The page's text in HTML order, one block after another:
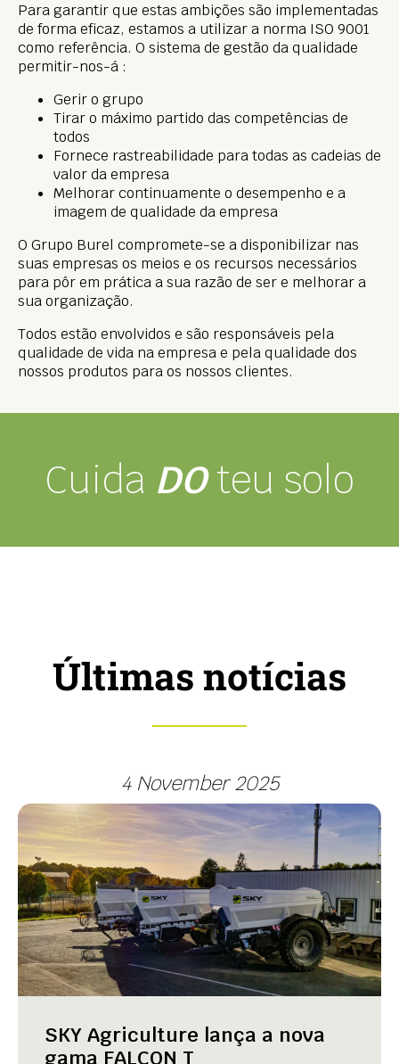
Para garantir que estas ambições são implementadas
de forma eficaz, estamos a utilizar a norma ISO 9001
como referência. O sistema de gestão da qualidade
permitir-nos-á :
Gerir o grupo
Tirar o máximo partido das competências de
todos
Fornece rastreabilidade para todas as cadeias de
valor da empresa
Melhorar continuamente o desempenho e a
imagem de qualidade da empresa
O Grupo Burel compromete-se a disponibilizar nas
suas empresas os meios e os recursos necessários
para pôr em prática a sua razão de ser e melhorar a
sua organização.
Todos estão envolvidos e são responsáveis pela
qualidade de vida na empresa e pela qualidade dos
nossos produtos para os nossos clientes.
Cuida DOteu solo
Últimas notícias
4 November 2025
SKY Agriculture lança a nova
gama FALCON T